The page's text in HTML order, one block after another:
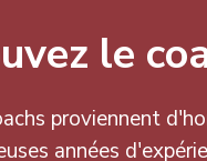
le
proviennent
années